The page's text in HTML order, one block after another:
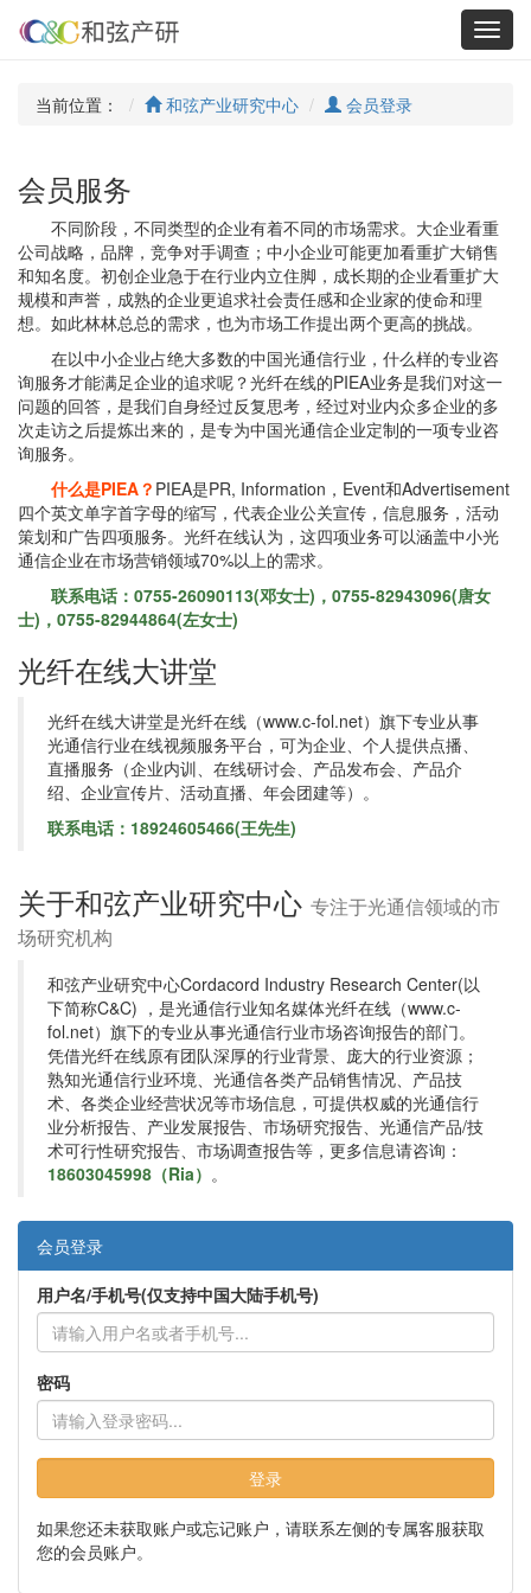
当前位置： 和弦产业研究中心 会员登录
会员服务
不同阶段，不同类型的企业有着不同的市场需求。大企业看重
公司战略，品牌，竞争对手调查；中小企业可能更加看重扩大销售
和知名度。初创企业急于在行业内立住脚，成长期的企业看重扩大
规模和声誉，成熟的企业更追求社会责任感和企业家的使命和理
想。如此林林总总的需求，也为市场工作提出两个更高的挑战。
在以中小企业占绝大多数的中国光通信行业，什么样的专业咨
询服务才能满足企业的追求呢？光纤在线的PIEA业务是我们对这一
问题的回答，是我们自身经过反复思考，经过对业内众多企业的多
次走访之后提炼出来的，是专为中国光通信企业定制的一项专业咨
询服务。
什么是PIEA？ PIEA是PR, Information，Event和Advertisement
四个英文单字首字母的缩写，代表企业公关宣传，信息服务，活动
策划和广告四项服务。光纤在线认为，这四项业务可以涵盖中小光
通信企业在市场营销领域70%以上的需求。
联系电话：0755-26090113(邓女士)，0755-82943096(唐女
士)，0755-82944864(左女士)
光纤在线大讲堂
光纤在线大讲堂是光纤在线（www.c-fol.net）旗下专业从事
光通信行业在线视频服务平台，可为企业、个人提供点播、
直播服务（企业内训、在线研讨会、产品发布会、产品介
绍、企业宣传片、活动直播、年会团建等）。
联系电话：18924605466(王先生)
关于和弦产业研究中心 专注于光通信领域的市
场研究机构
和弦产业研究中心Cordacord Industry Research Center(以
下简称C&C) ，是光通信行业知名媒体光纤在线（www.c-
fol.net）旗下的专业从事光通信行业市场咨询报告的部门。
凭借光纤在线原有团队深厚的行业背景、庞大的行业资源；
熟知光通信行业环境、光通信各类产品销售情况、产品技
术、各类企业经营状况等市场信息，可提供权威的光通信行
业分析报告、产业发展报告、市场研究报告、光通信产品/技
术可行性研究报告、市场调查报告等，更多信息请咨询：
18603045998（Ria） 。
会员登录
用户名/手机号(仅支持中国大陆手机号)
密码
登录
如果您还未获取账户或忘记账户，请联系左侧的专属客服获取
您的会员账户。